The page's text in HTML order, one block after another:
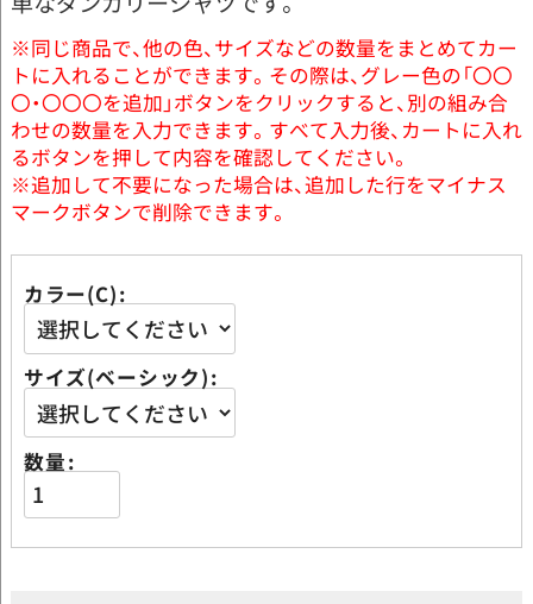
※同じ商品で、他の色、サイズなどの数量をまとめてカー
トに入れることができます。その際は、グレー色の「〇〇
〇・〇〇〇を追加」ボタンをクリックすると、別の組み合
わせの数量を入力できます。すべて入力後、カートに入れ
るボタンを押して内容を確認してください。
※追加して不要になった場合は、追加した行をマイナス
マークボタンで削除できます。
カラー(C)
サイズ(ベーシック)
数量